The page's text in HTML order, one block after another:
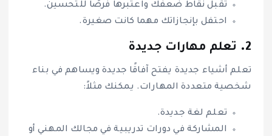
تقبل نقاط ضعفك واعتبرها فرصًا للتحسين.
احتفل بإنجازاتك مهما كانت صغيرة.
2. تعلم مهارات جديدة
تعلم أشياء جديدة يفتح آفاقًا جديدة ويساهم في بناء
شخصية متعددة المهارات. يمكنك مثلاً:
تعلم لغة جديدة.
المشاركة في دورات تدريبية في مجالك المهني أو